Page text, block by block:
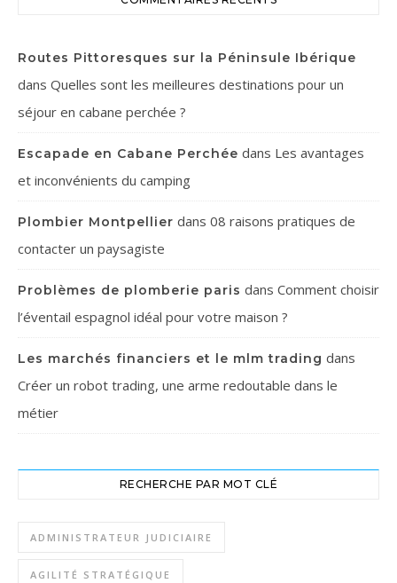
Routes Pittoresques sur la Péninsule Ibérique
dans Quelles sont les meilleures destinations pour un
séjour en cabane perchée ?
Escapade en Cabane Perchée dans Les avantages
et inconvénients du camping
Plombier Montpellier dans 08 raisons pratiques de
contacter un paysagiste
Problèmes de plomberie paris dans Comment choisir
l’éventail espagnol idéal pour votre maison ?
Les marchés financiers et le mlm trading dans
Créer un robot trading, une arme redoutable dans le
métier
RECHERCHE PAR MOT CLÉ
ADMINISTRATEUR JUDICIAIRE
AGILITÉ STRATÉGIQUE